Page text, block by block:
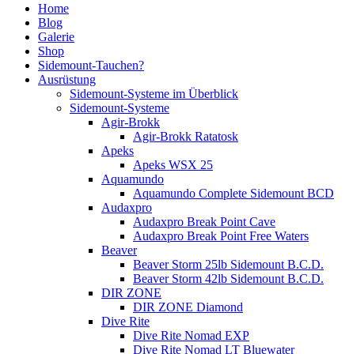
Home
Blog
Galerie
Shop
Sidemount-Tauchen?
Ausrüstung
Sidemount-Systeme im Überblick
Sidemount-Systeme
Agir-Brokk
Agir-Brokk Ratatosk
Apeks
Apeks WSX 25
Aquamundo
Aquamundo Complete Sidemount BCD
Audaxpro
Audaxpro Break Point Cave
Audaxpro Break Point Free Waters
Beaver
Beaver Storm 25lb Sidemount B.C.D.
Beaver Storm 42lb Sidemount B.C.D.
DIR ZONE
DIR ZONE Diamond
Dive Rite
Dive Rite Nomad EXP
Dive Rite Nomad LT Bluewater